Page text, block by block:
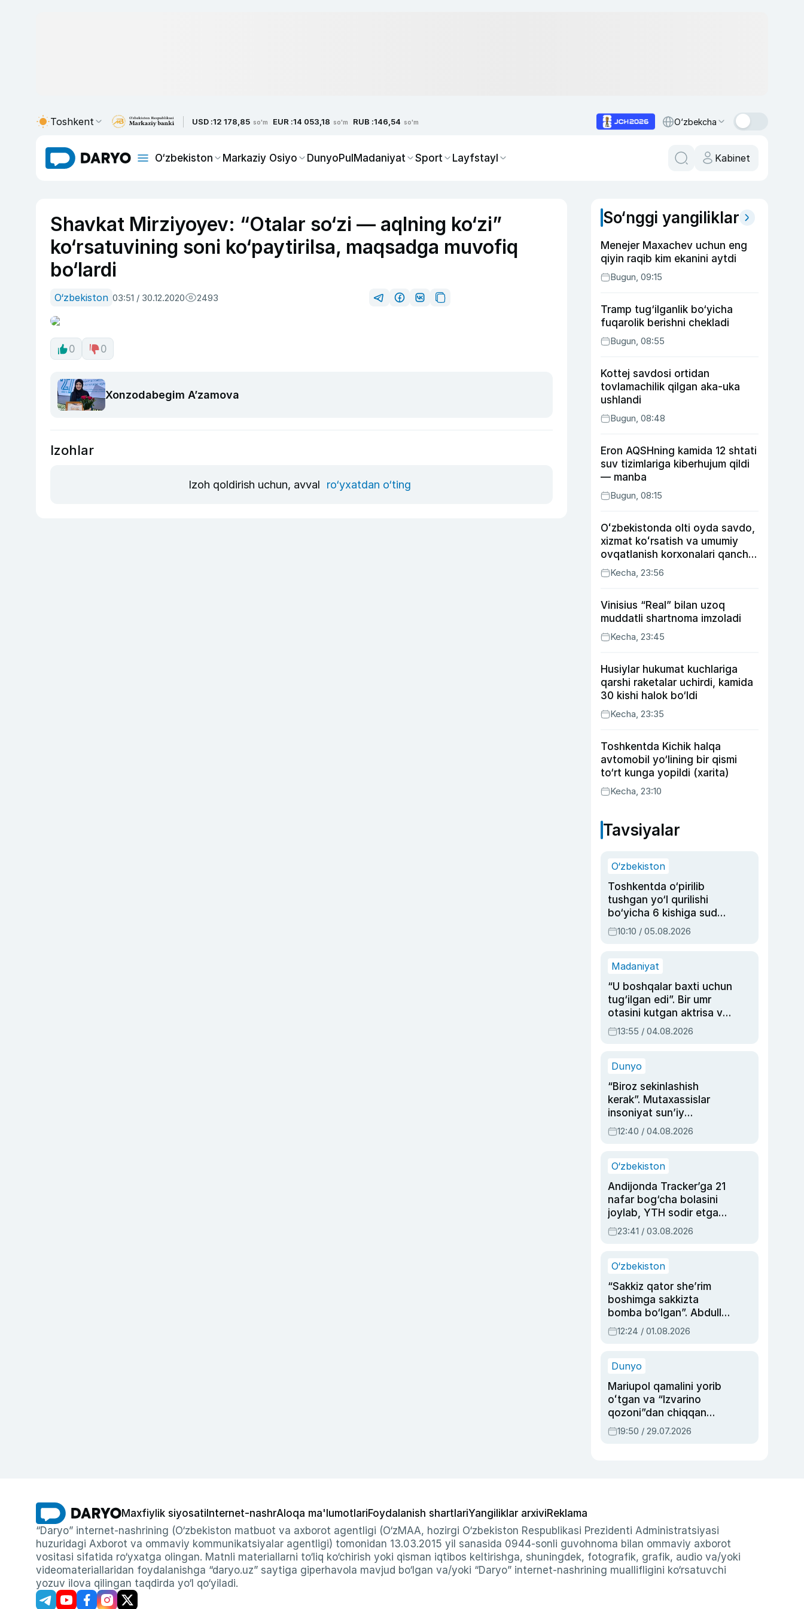
Toshkent USD :12 178,85 so'm EUR :14 053,18 so'm RUB :146,54 so'm O‘zbekcha
O‘zbekiston Markaziy Osiyo DunyoPulMadaniyat Sport Layfstayl Kabinet
Shavkat Mirziyoyev: “Otalar so‘zi — aqlning ko‘zi”
ko‘rsatuvining soni ko‘paytirilsa, maqsadga muvofiq
bo‘lardi
O‘zbekiston 03:51 / 30.12.2020 2493
0 0
Xonzodabegim A’zamova
Izohlar
Izoh qoldirish uchun, avval ro‘yxatdan o‘ting
So‘nggi yangiliklar
Menejer Maxachev uchun eng
qiyin raqib kim ekanini aytdi
Bugun, 09:15
Tramp tug‘ilganlik bo‘yicha
fuqarolik berishni chekladi
Bugun, 08:55
Kottej savdosi ortidan
tovlamachilik qilgan aka-uka
ushlandi
Bugun, 08:48
Eron AQSHning kamida 12 shtati
suv tizimlariga kiberhujum qildi
— manba
Bugun, 08:15
Oʻzbekistonda olti oyda savdo,
xizmat koʻrsatish va umumiy
ovqatlanish korxonalari qancha
soliq toʻlagani ochiqlandi
Kecha, 23:56
Vinisius “Real” bilan uzoq
muddatli shartnoma imzoladi
Kecha, 23:45
Husiylar hukumat kuchlariga
qarshi raketalar uchirdi, kamida
30 kishi halok bo‘ldi
Kecha, 23:35
Toshkentda Kichik halqa
avtomobil yo‘lining bir qismi
to‘rt kunga yopildi (xarita)
Kecha, 23:10
Tavsiyalar
O‘zbekiston
Toshkentda o‘pirilib
tushgan yo‘l qurilishi
bo‘yicha 6 kishiga sud
hukmi o‘qildi
10:10 / 05.08.2026
Madaniyat
“U boshqalar baxti uchun
tug‘ilgan edi”. Bir umr
otasini kutgan aktrisa va
dublyaj ustasi Rimma
Ahmedovaning
13:55 / 04.08.2026
Dunyo
“Biroz sekinlashish
kerak”. Mutaxassislar
insoniyat sun’iy
intellektni boshqara
olmay qolishidan xavotir
12:40 / 04.08.2026
O‘zbekiston
Andijonda Tracker’ga 21
nafar bog‘cha bolasini
joylab, YTH sodir etgan
ayolga sud hukmi o‘qildi
23:41 / 03.08.2026
O‘zbekiston
“Sakkiz qator she’rim
boshimga sakkizta
bomba bo‘lgan”. Abdulla
Oripovni siyosiy
ayblovlardan asrab
12:24 / 01.08.2026
Dunyo
Mariupol qamalini yorib
oʻtgan va “Izvarino
qozoni”dan chiqqan
qahramon — Ukraina
armiyasi bosh
19:50 / 29.07.2026
Maxfiylik siyosati Internet-nashrAloqa ma'lumotlariFoydalanish shartlariYangiliklar arxiviReklama
“Daryo” internet-nashrining (O‘zbekiston matbuot va axborot agentligi (O‘zMAA, hozirgi O‘zbekiston Respublikasi Prezidenti Administratsiyasi
huzuridagi Axborot va ommaviy kommunikatsiyalar agentligi) tomonidan 13.03.2015 yil sanasida 0944-sonli guvohnoma bilan ommaviy axborot
vositasi sifatida ro‘yxatga olingan. Matnli materiallarni to‘liq ko‘chirish yoki qisman iqtibos keltirishga, shuningdek, fotografik, grafik, audio va/yoki
videomateriallaridan foydalanishga “daryo.uz” saytiga giperhavola mavjud bo‘lgan va/yoki “Daryo” internet-nashrining muallifligini ko‘rsatuvchi
yozuv ilova qilingan taqdirda yo‘l qo‘yiladi.